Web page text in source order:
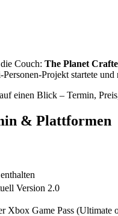
Couch: The Planet
Projekt startete
einen Blick – Termin,
& Plattformen
Version 2.0
Game Pass (Ultimate